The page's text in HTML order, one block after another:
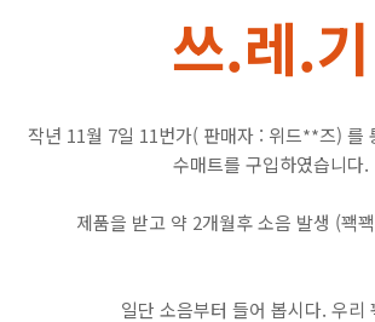
쓰.레.기
작년 11월 7일 11번가( 판매자 : 위드**즈) 를
수매트를 구입하였습니다.
제품을 받고 약 2개월후 소음 발생 (꽥
일단 소음부터 들어 봅시다. 우리